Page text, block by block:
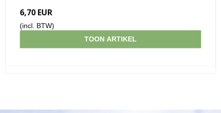
6,70 EUR
(incl. BTW)
TOON ARTIKEL